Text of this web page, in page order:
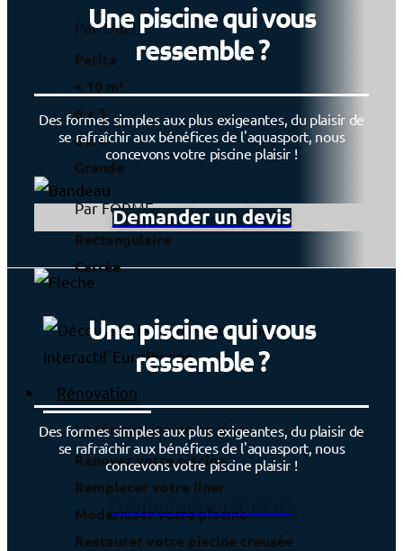
Par TAILLE
Petite
< 10 m²
6 x 3
8 x 4
Grande
Par FORME
Rectangulaire
Carrée
Rénovation
La rénovation de piscine
Rénover votre piscine
Remplacer votre liner
Moderniser votre piscine
Restaurer votre piscine creusée
Une piscine qui vous
ressemble ?
Des formes simples aux plus exigeantes, du plaisir de
se rafraîchir aux bénéfices de l'aquasport, nous
concevons votre piscine plaisir !
Demander un devis
Une piscine qui vous
ressemble ?
Des formes simples aux plus exigeantes, du plaisir de
se rafraîchir aux bénéfices de l'aquasport, nous
concevons votre piscine plaisir !
Demander un devis